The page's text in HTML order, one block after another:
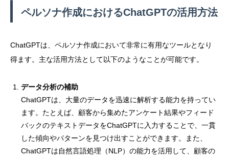
ペルソナ作成におけるChatGPTの活用方法
ChatGPTは、ペルソナ作成において非常に有用なツールとなり
得ます。主な活用方法として以下のようなことが可能です。
データ分析の補助
ChatGPTは、大量のデータを迅速に解析する能力を持ってい
ます。たとえば、顧客から集めたアンケート結果やフィード
バックのテキストデータをChatGPTに入力することで、一貫
した傾向やパターンを見つけ出すことができます。また、
ChatGPTは自然言語処理（NLP）の能力を活用して、顧客の